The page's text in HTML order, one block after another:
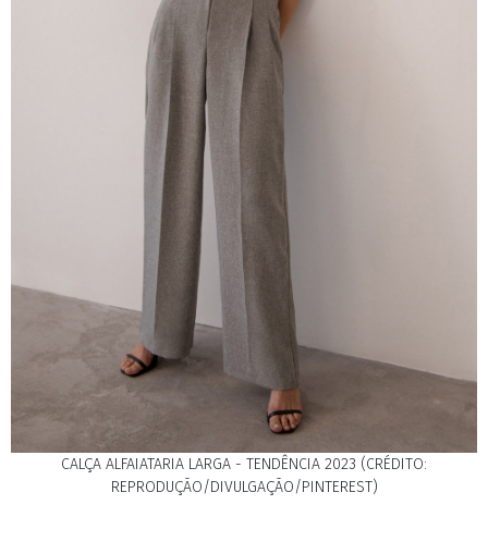
CALÇA ALFAIATARIA LARGA - TENDÊNCIA 2023 (CRÉDITO:
REPRODUÇÃO/DIVULGAÇÃO/PINTEREST)